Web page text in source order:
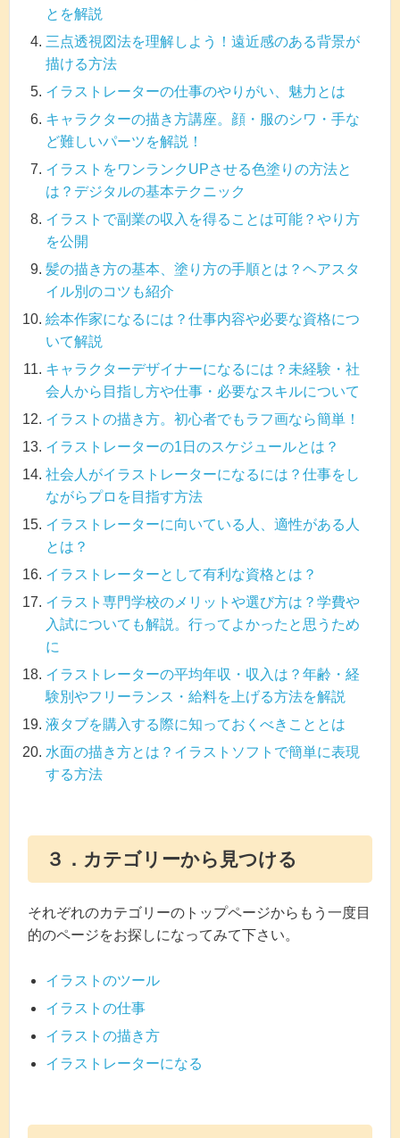
とを解説
三点透視図法を理解しよう！遠近感のある背景が
描ける方法
イラストレーターの仕事のやりがい、魅力とは
キャラクターの描き方講座。顔・服のシワ・手な
ど難しいパーツを解説！
イラストをワンランクUPさせる色塗りの方法と
は？デジタルの基本テクニック
イラストで副業の収入を得ることは可能？やり方
を公開
髪の描き方の基本、塗り方の手順とは？ヘアスタ
イル別のコツも紹介
絵本作家になるには？仕事内容や必要な資格につ
いて解説
キャラクターデザイナーになるには？未経験・社
会人から目指し方や仕事・必要なスキルについて
イラストの描き方。初心者でもラフ画なら簡単！
イラストレーターの1日のスケジュールとは？
社会人がイラストレーターになるには？仕事をし
ながらプロを目指す方法
イラストレーターに向いている人、適性がある人
とは？
イラストレーターとして有利な資格とは？
イラスト専門学校のメリットや選び方は？学費や
入試についても解説。行ってよかったと思うため
に
イラストレーターの平均年収・収入は？年齢・経
験別やフリーランス・給料を上げる方法を解説
液タブを購入する際に知っておくべきこととは
水面の描き方とは？イラストソフトで簡単に表現
する方法
３．カテゴリーから見つける
それぞれのカテゴリーのトップページからもう一度目
的のページをお探しになってみて下さい。
イラストのツール
イラストの仕事
イラストの描き方
イラストレーターになる